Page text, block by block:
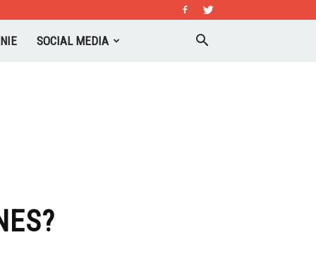
SOCIAL MEDIA